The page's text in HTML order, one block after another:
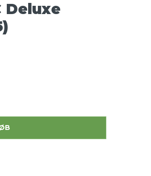
Deluxe